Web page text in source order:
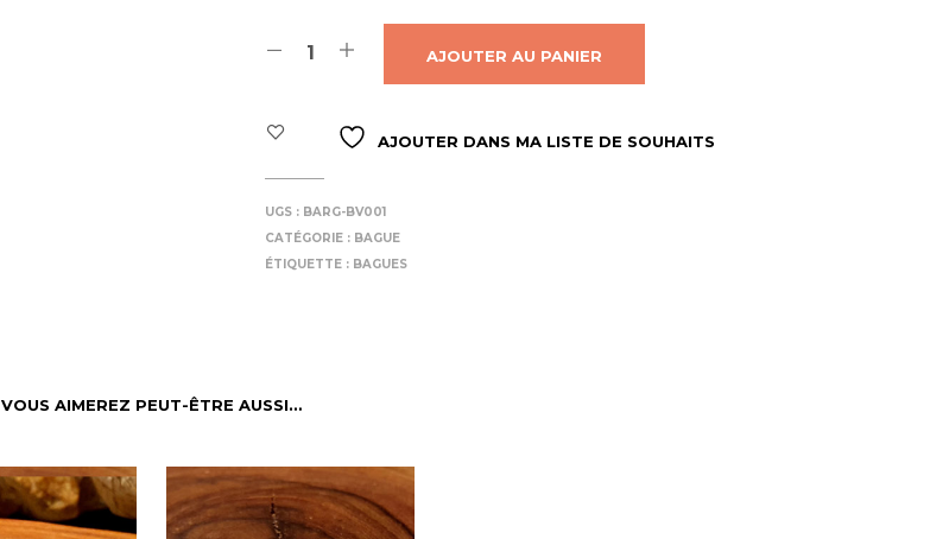
AJOUTER AU PANIER
AJOUTER DANS MA LISTE DE SOUHAITS
UGS : BARG-BV001
CATÉGORIE : BAGUE
ÉTIQUETTE : BAGUES
VOUS AIMEREZ PEUT-ÊTRE AUSSI…